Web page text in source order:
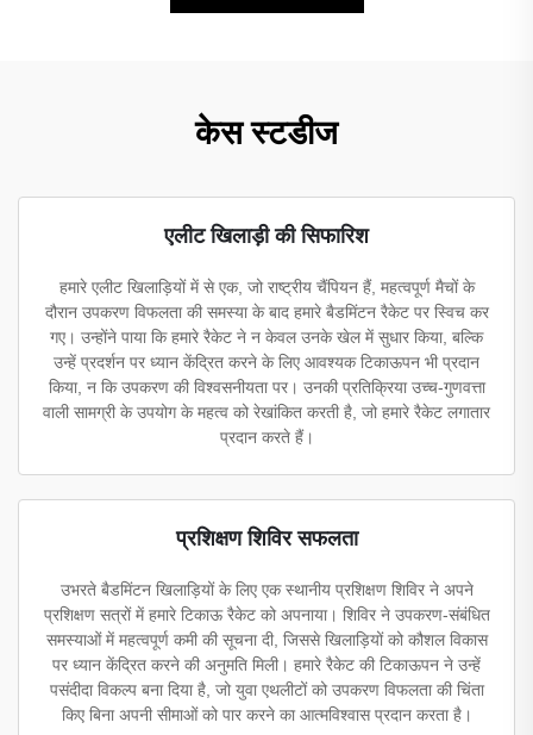
केस स्टडीज
एलीट खिलाड़ी की सिफारिश
हमारे एलीट खिलाड़ियों में से एक, जो राष्ट्रीय चैंपियन हैं, महत्वपूर्ण मैचों के
दौरान उपकरण विफलता की समस्या के बाद हमारे बैडमिंटन रैकेट पर स्विच कर
गए। उन्होंने पाया कि हमारे रैकेट ने न केवल उनके खेल में सुधार किया, बल्कि
उन्हें प्रदर्शन पर ध्यान केंद्रित करने के लिए आवश्यक टिकाऊपन भी प्रदान
किया, न कि उपकरण की विश्वसनीयता पर। उनकी प्रतिक्रिया उच्च-गुणवत्ता
वाली सामग्री के उपयोग के महत्व को रेखांकित करती है, जो हमारे रैकेट लगातार
प्रदान करते हैं।
प्रशिक्षण शिविर सफलता
उभरते बैडमिंटन खिलाड़ियों के लिए एक स्थानीय प्रशिक्षण शिविर ने अपने
प्रशिक्षण सत्रों में हमारे टिकाऊ रैकेट को अपनाया। शिविर ने उपकरण-संबंधित
समस्याओं में महत्वपूर्ण कमी की सूचना दी, जिससे खिलाड़ियों को कौशल विकास
पर ध्यान केंद्रित करने की अनुमति मिली। हमारे रैकेट की टिकाऊपन ने उन्हें
पसंदीदा विकल्प बना दिया है, जो युवा एथलीटों को उपकरण विफलता की चिंता
किए बिना अपनी सीमाओं को पार करने का आत्मविश्वास प्रदान करता है।